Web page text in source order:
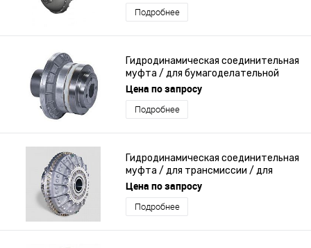
Подробнее
Гидродинамическая соединительная
муфта / для бумагоделательной
машины / штифт и центрирующая
втулка
Цена по запросу
Подробнее
Гидродинамическая соединительная
муфта / для трансмиссии / для
двигателя / для машины
Цена по запросу
Подробнее